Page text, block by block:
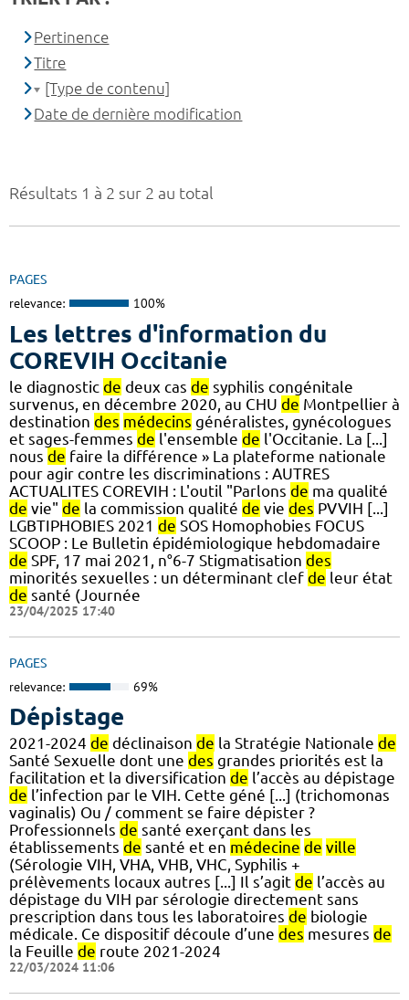
Résultats 1 à 2 sur 2 au total
PAGES
relevance: 100%
Les lettres d'information du
COREVIH Occitanie
le diagnostic de deux cas de syphilis congénitale
survenus, en décembre 2020, au CHU de Montpellier à
destination des médecins généralistes, gynécologues
et sages-femmes de l'ensemble de l'Occitanie. La [...]
nous de faire la différence » La plateforme nationale
pour agir contre les discriminations : AUTRES
ACTUALITES COREVIH : L'outil "Parlons de ma qualité
de vie" de la commission qualité de vie des PVVIH [...]
LGBTIPHOBIES 2021 de SOS Homophobies FOCUS
SCOOP : Le Bulletin épidémiologique hebdomadaire
de SPF, 17 mai 2021, n°6-7 Stigmatisation des
minorités sexuelles : un déterminant clef de leur état
de santé (Journée
23/04/2025 17:40
PAGES
relevance: 69%
Dépistage
2021-2024 de déclinaison de la Stratégie Nationale de
Santé Sexuelle dont une des grandes priorités est la
facilitation et la diversification de l’accès au dépistage
de l’infection par le VIH. Cette géné [...] (trichomonas
vaginalis) Ou / comment se faire dépister ?
Professionnels de santé exerçant dans les
établissements de santé et en médecine de ville
(Sérologie VIH, VHA, VHB, VHC, Syphilis +
prélèvements locaux autres [...] Il s’agit de l’accès au
dépistage du VIH par sérologie directement sans
prescription dans tous les laboratoires de biologie
médicale. Ce dispositif découle d’une des mesures de
la Feuille de route 2021-2024
22/03/2024 11:06
Pertinence
Titre
[Type de contenu]
Date de dernière modification